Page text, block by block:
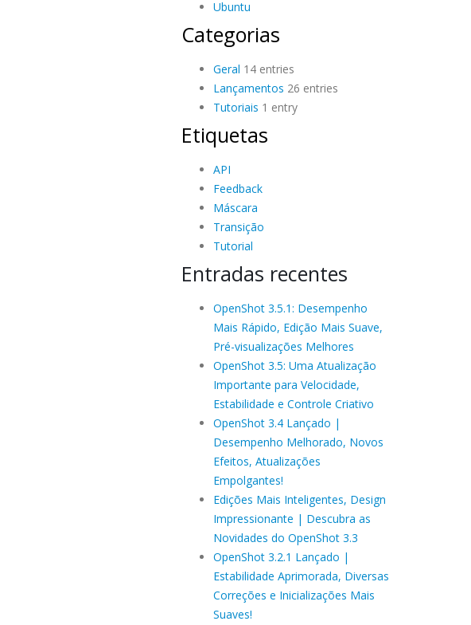
Ubuntu
Categorias
Geral 14 entries
Lançamentos 26 entries
Tutoriais 1 entry
Etiquetas
API
Feedback
Máscara
Transição
Tutorial
Entradas recentes
OpenShot 3.5.1: Desempenho
Mais Rápido, Edição Mais Suave,
Pré-visualizações Melhores
OpenShot 3.5: Uma Atualização
Importante para Velocidade,
Estabilidade e Controle Criativo
OpenShot 3.4 Lançado |
Desempenho Melhorado, Novos
Efeitos, Atualizações
Empolgantes!
Edições Mais Inteligentes, Design
Impressionante | Descubra as
Novidades do OpenShot 3.3
OpenShot 3.2.1 Lançado |
Estabilidade Aprimorada, Diversas
Correções e Inicializações Mais
Suaves!